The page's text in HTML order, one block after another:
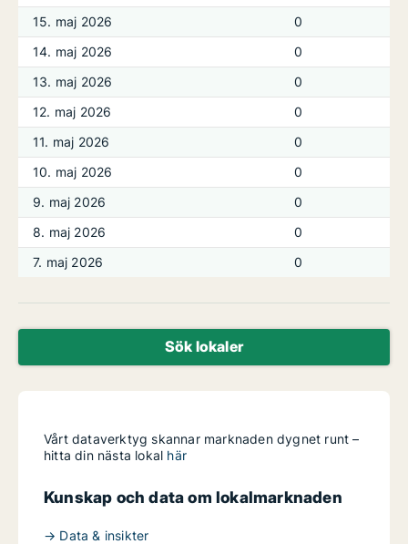
15. maj 2026
0
14. maj 2026
0
13. maj 2026
0
12. maj 2026
0
11. maj 2026
0
10. maj 2026
0
9. maj 2026
0
8. maj 2026
0
7. maj 2026
0
Sök lokaler
Vårt dataverktyg skannar marknaden dygnet runt –
hitta din nästa lokal här
Kunskap och data om lokalmarknaden
→ Data & insikter